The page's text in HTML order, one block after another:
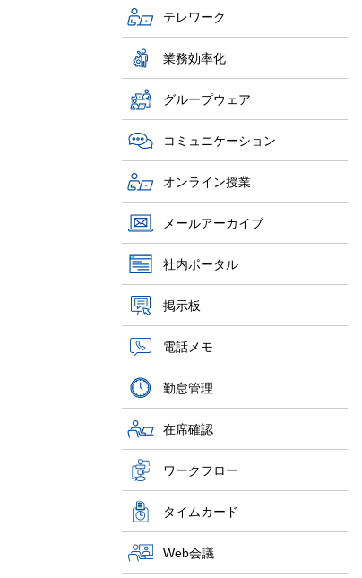
テレワーク
業務効率化
グループウェア
コミュニケーション
オンライン授業
メールアーカイブ
社内ポータル
掲示板
電話メモ
勤怠管理
在席確認
ワークフロー
タイムカード
Web会議